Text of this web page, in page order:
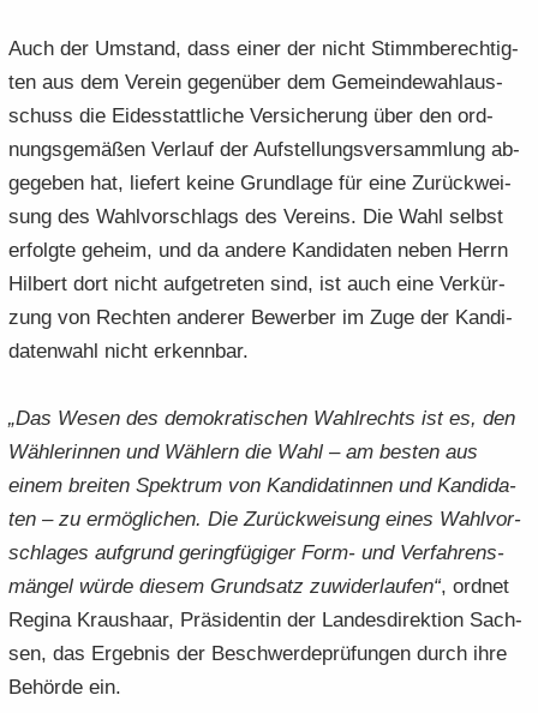
Auch der Um­stand, dass einer der nicht Stimm­be­rech­tig­
ten aus dem Ver­ein ge­gen­über dem Ge­mein­de­wahl­aus­
schuss die Ei­des­statt­li­che Ver­si­che­rung über den ord­
nungs­ge­mä­ßen Ver­lauf der Auf­stel­lungs­ver­samm­lung ab­
ge­ge­ben hat, lie­fert keine Grund­la­ge für eine Zu­rück­wei­
sung des Wahl­vor­schlags des Ver­eins. Die Wahl selbst
er­folg­te ge­heim, und da an­de­re Kan­di­da­ten neben Herrn
Hil­bert dort nicht auf­ge­tre­ten sind, ist auch eine Ver­kür­
zung von Rech­ten an­de­rer Be­wer­ber im Zuge der Kan­di­
da­ten­wahl nicht er­kenn­bar.
„Das Wesen des de­mo­kra­ti­schen Wahl­rechts ist es, den
Wäh­le­rin­nen und Wäh­lern die Wahl – am bes­ten aus
einem brei­ten Spek­trum von Kan­di­da­tin­nen und Kan­di­da­
ten – zu er­mög­li­chen. Die Zu­rück­wei­sung eines Wahl­vor­
schla­ges auf­grund ge­ring­fü­gi­ger Form- und Ver­fah­rens­
män­gel würde die­sem Grund­satz zu­wi­der­lau­fen“, ord­net
Re­gi­na Kraus­haar, Prä­si­den­tin der Lan­des­di­rek­ti­on Sach­
sen, das Er­geb­nis der Be­schwer­de­prü­fun­gen durch ihre
Be­hör­de ein.